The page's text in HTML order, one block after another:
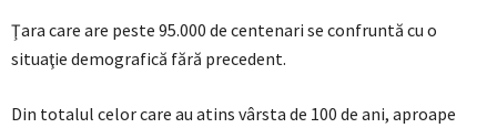
Ţara care are peste 95.000 de centenari se confruntă cu o
situaţie demografică fără precedent.
Din totalul celor care au atins vârsta de 100 de ani, aproape